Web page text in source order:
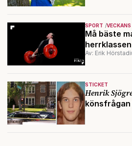
SPORT VECKANS
Må bäste
herrklassen
Av: Erik
STICKET
Henrik
könsfrågan